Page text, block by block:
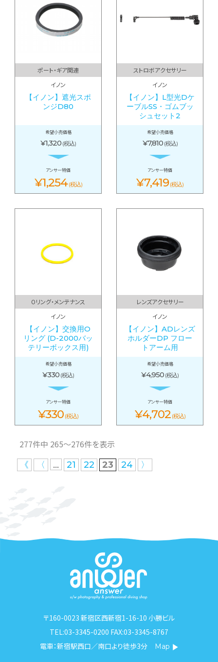
ポート・ギア関連
イノン
【イノン】遮光スポ
ンジD80
希望小売価格
¥1,320 (税込)
アンサー特価
¥1,254 (税込)
ストロボアクセサリー
イノン
【イノン】L型光Dケ
ーブルSS・ゴムブッ
シュセット2
希望小売価格
¥7,810 (税込)
アンサー特価
¥7,419 (税込)
Oリング・メンテナンス
イノン
【イノン】交換用O
リング (D-2000バッ
テリーボックス用)
希望小売価格
¥330 (税込)
アンサー特価
¥330 (税込)
レンズアクセサリー
イノン
【イノン】ADレンズ
ホルダーDP フロー
トアーム用
希望小売価格
¥4,950 (税込)
アンサー特価
¥4,702 (税込)
277件中 265〜276件を表示
《 〈 ... 21 22 23 24 〉
〒160-0023 新宿区西新宿1-16-10 小勝ビル
TEL:03-3345-0200 FAX:03-3345-8767
電車：新宿駅西口／南口より徒歩3分
Map